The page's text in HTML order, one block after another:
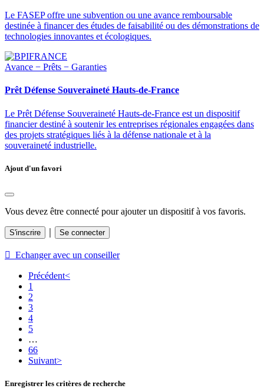
Le FASEP offre une subvention ou une avance remboursable
destinée à financer des études de faisabilité ou des démonstrations de
technologies innovantes et écologiques.
Avance − Prêts − Garanties
Prêt Défense Souveraineté Hauts-de-France
Le Prêt Défense Souveraineté Hauts-de-France est un dispositif
financier destiné à soutenir les entreprises régionales engagées dans
des projets stratégiques liés à la défense nationale et à la
souveraineté industrielle.
Ajout d'un favori
Vous devez être connecté pour ajouter un dispositif à vos favoris.
S'inscrire Se connecter
 Echanger avec un conseiller
Précédent<
1
2
3
4
5
…
66
Suivant>
Enregistrer les critères de recherche